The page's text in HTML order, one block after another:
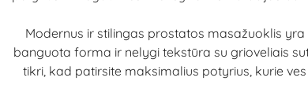
Modernus ir stilingas prostatos masažuoklis
banguota forma ir nelygi tekstūra su grioveliais
tikri, kad patirsite maksimalius potyrius, kurie